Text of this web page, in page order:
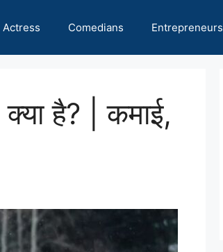
Actress Comedians Entrepreneurs
है? | कमाई,